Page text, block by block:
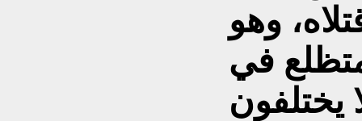
وهو
في
يختلفون